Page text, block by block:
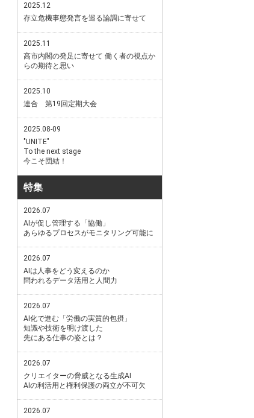
2025.12
存立危機事態発言を巡る論調に寄せて
2025.11
高市内閣の発足に寄せて 働く者の視点か
らの期待と思い
2025.10
連合 第19回定期大会
2025.08-09
"UNITE"
To the next stage
今こそ団結！
特集
2026.07
AIが促し管理する「協働」
あらゆるプロセスがモニタリング可能に
2026.07
AIは人事をどう変えるのか
問われるデータ活用と人間力
2026.07
AI化で進む「労働の実質的包摂」
知識や技術を明け渡した
先にある仕事の姿とは？
2026.07
クリエイターの脅威となる生成AI
AIの利活用と権利保護の両立が不可欠
2026.07